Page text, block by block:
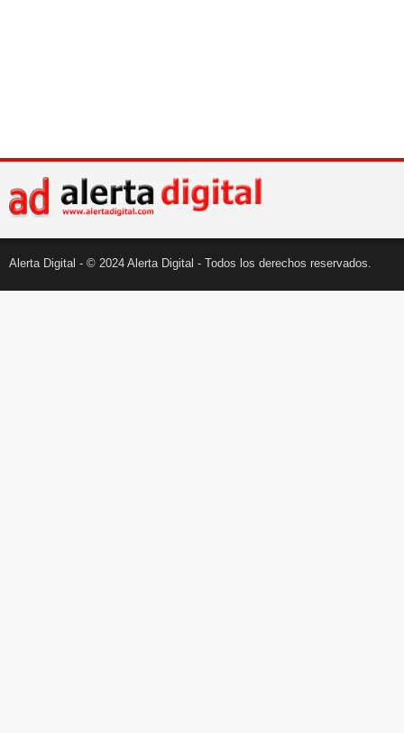
Alerta Digital - © 2024 Alerta Digital - Todos los derechos reservados.